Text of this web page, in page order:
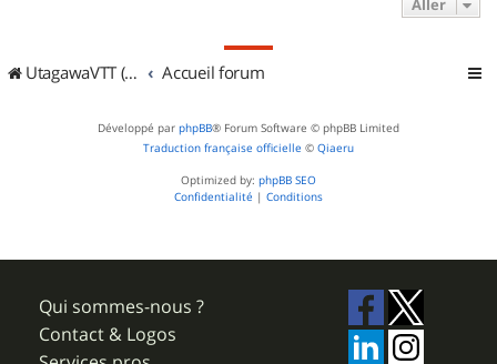
Aller
UtagawaVTT (Randos VTT et VTTAE avec traces GPS) Accueil forum
Développé par phpBB® Forum Software © phpBB Limited
Traduction française officielle © Qiaeru
Optimized by: phpBB SEO
Confidentialité | Conditions
Qui sommes-nous ?
Contact & Logos